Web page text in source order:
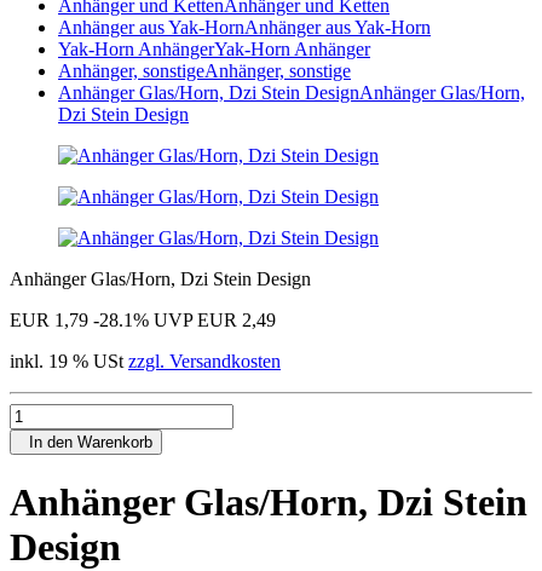
Anhänger und KettenAnhänger und Ketten
Anhänger aus Yak-HornAnhänger aus Yak-Horn
Yak-Horn AnhängerYak-Horn Anhänger
Anhänger, sonstigeAnhänger, sonstige
Anhänger Glas/Horn, Dzi Stein DesignAnhänger Glas/Horn,
Dzi Stein Design
Anhänger Glas/Horn, Dzi Stein Design
EUR 1,79 -28.1% UVP EUR 2,49
inkl. 19 % USt zzgl. Versandkosten
In den Warenkorb
Anhänger Glas/Horn, Dzi Stein
Design